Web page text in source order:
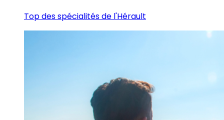
Top des spécialités de l'Hérault